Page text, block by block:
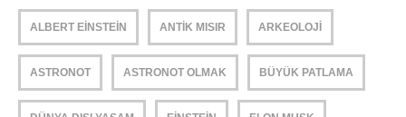
ALBERT EINSTEIN ANTIK MISIR ARKEOLOJI
ASTRONOT ASTRONOT OLMAK BÜYÜK PATLAMA